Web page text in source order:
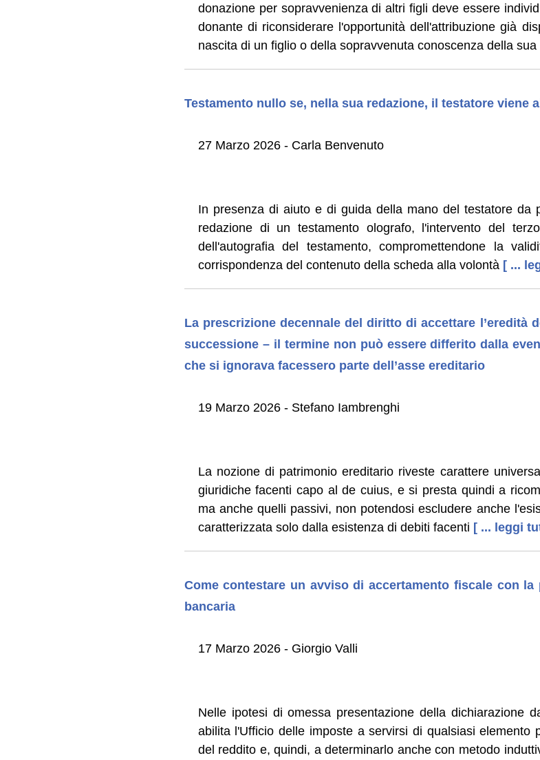
donazione per sopravvenienza di altri figli deve essere
donante di riconsiderare l'opportunità dell'attribuzione già
nascita di un figlio o della sopravvenuta conoscenza della sua
Testamento nullo se, nella sua redazione, il testatore viene
27 Marzo 2026 - Carla Benvenuto
In presenza di aiuto e di guida della mano del testatore da
redazione di un testamento olografo, l'intervento del
dell'autografia del testamento, compromettendone la
corrispondenza del contenuto della scheda alla volontà [ ...
La prescrizione decennale del diritto di accettare l’eredità
successione – il termine non può essere differito dalla
che si ignorava facessero parte dell’asse ereditario
19 Marzo 2026 - Stefano Iambrenghi
La nozione di patrimonio ereditario riveste carattere
giuridiche facenti capo al de cuius, e si presta quindi a
ma anche quelli passivi, non potendosi escludere anche
caratterizzata solo dalla esistenza di debiti facenti [ ... leggi
Come contestare un avviso di accertamento fiscale con la
bancaria
17 Marzo 2026 - Giorgio Valli
Nelle ipotesi di omessa presentazione della dichiarazione
abilita l'Ufficio delle imposte a servirsi di qualsiasi elemento
del reddito e, quindi, a determinarlo anche con metodo